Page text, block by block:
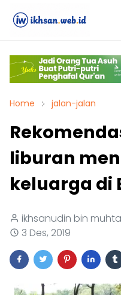
Home jalan-jalan
liburan
keluarga di
ikhsanudin bin
3 Des, 2019